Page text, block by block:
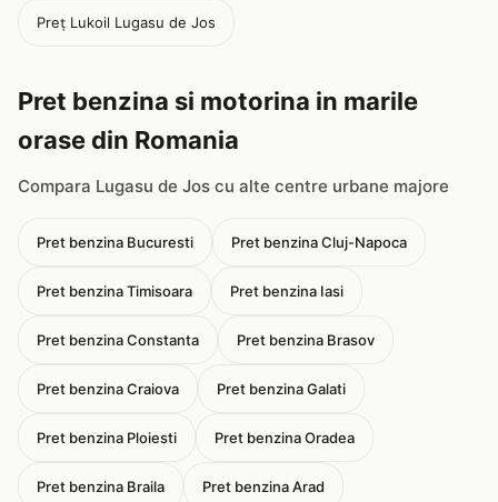
Preț Lukoil Lugasu de Jos
Pret benzina si motorina in marile
orase din Romania
Compara Lugasu de Jos cu alte centre urbane majore
Pret benzina Bucuresti Pret benzina Cluj-Napoca
Pret benzina Timisoara Pret benzina Iasi
Pret benzina Constanta Pret benzina Brasov
Pret benzina Craiova Pret benzina Galati
Pret benzina Ploiesti Pret benzina Oradea
Pret benzina Braila Pret benzina Arad